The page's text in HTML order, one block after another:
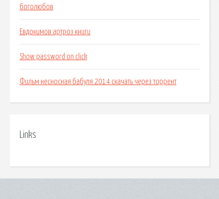
боголюбов
Евдокимов артроз книги
Show password on click
Фильм несносная бабуля 2014 скачать через торрент
Links